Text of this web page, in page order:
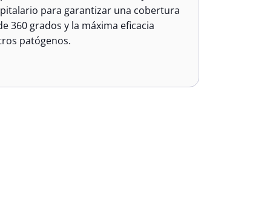
para garantizar una cobertura
360 grados y la máxima eficacia
patógenos.